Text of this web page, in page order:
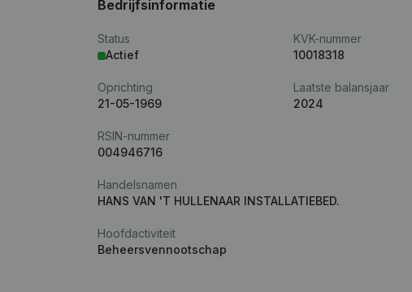
Bedrijfsinformatie
Status
Actief
KVK-nummer
10018318
Oprichting
21-05-1969
Laatste balansjaar
2024
RSIN-nummer
004946716
Handelsnamen
HANS VAN 'T HULLENAAR INSTALLATIEBED.
Hoofdactiviteit
Beheersvennootschap